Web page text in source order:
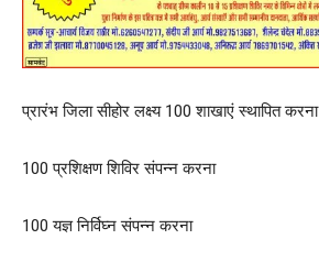
प्रारंभ जिला सीहोर लक्ष्य 100 शाखाएं स्थापित करना
100 प्रशिक्षण शिविर संपन्न करना
100 यज्ञ निर्विघ्न संपन्न करना